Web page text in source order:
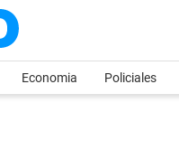
Economia Policiales